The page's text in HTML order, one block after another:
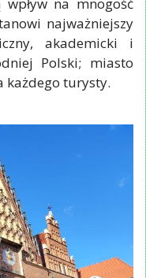
najważniejszy
akademicki i
Polski; miasto
każdego turysty.